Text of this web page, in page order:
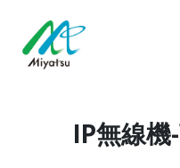
IP無線機